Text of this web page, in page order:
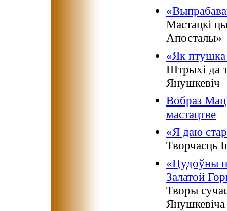
Мастацкі
Апосталы»
«Як птушка
Штрыхі да
Янушкевіч
Вобраз
мастацтве
«Я даю
Творчасць
«Цудоўны
Залатой
Творы
Янушкевіча